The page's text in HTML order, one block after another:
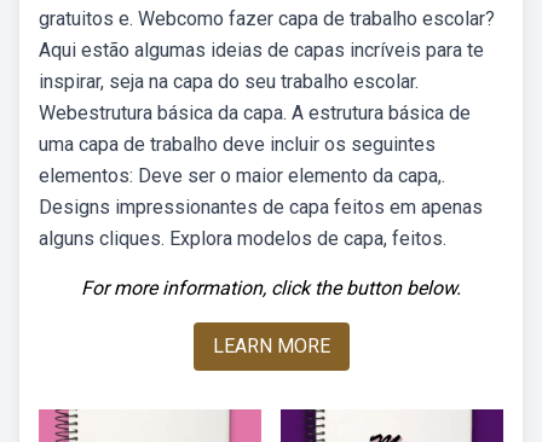
gratuitos e. Webcomo fazer capa de trabalho escolar?
Aqui estão algumas ideias de capas incríveis para te
inspirar, seja na capa do seu trabalho escolar.
Webestrutura básica da capa. A estrutura básica de
uma capa de trabalho deve incluir os seguintes
elementos: Deve ser o maior elemento da capa,.
Designs impressionantes de capa feitos em apenas
alguns cliques. Explora modelos de capa, feitos.
For more information, click the button below.
LEARN MORE